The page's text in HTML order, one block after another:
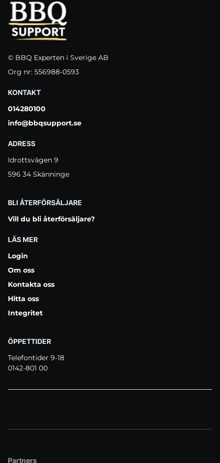
© BBQ Experten i Sverige AB
Org nr: 556988-0593
KONTAKT
014280100
info@bbqsupport.se
ADRESS
Idrottsvägen 9
596 34 Skänninge
BLI ÅTERFÖRSÄLJARE
Vill du bli återförsäljare?
LÄS MER
Login
Om oss
Kontakta oss
Hitta oss
Integritet
ÖPPETTIDER
Telefontider 9-18
0142-801 00
Partners